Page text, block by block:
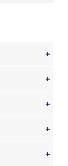
+
+
+
+
+